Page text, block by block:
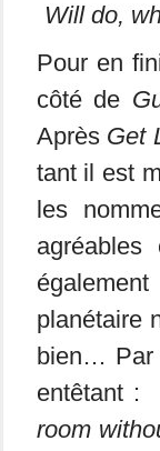
Will do,
Pour en
côté de
Après Get
tant il est
les
agréables
planétaire
bien… Par
entêtant :
room